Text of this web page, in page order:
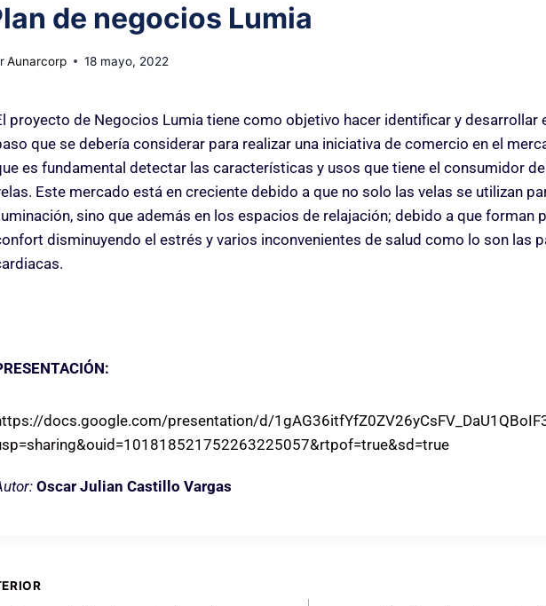
de negocios Lumia
Aunarcorp 18 mayo, 2022
proyecto de Negocios Lumia tiene como objetivo hacer identificar y desarrollar
que se debería considerar para realizar una iniciativa de comercio en el
es fundamental detectar las características y usos que tiene el consumidor
Este mercado está en creciente debido a que no solo las velas se utilizan
sino que además en los espacios de relajación; debido a que forman
disminuyendo el estrés y varios inconvenientes de salud como lo son las
docs.google.com/presentation/d/
Oscar Julian Castillo Vargas